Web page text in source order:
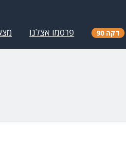
דקה 90 פרסמו אצלנו